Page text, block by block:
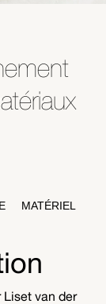
MATÉRIEL
Liset van der